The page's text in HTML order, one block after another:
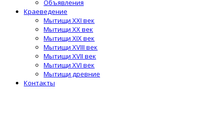
Объявления
Краеведение
Мытищи XXI век
Мытищи XX век
Мытищи XIX век
Мытищи XVIII век
Мытищи XVII век
Мытищи XVI век
Мытищи древние
Контакты